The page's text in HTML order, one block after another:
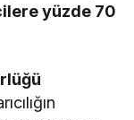
yüzde 70